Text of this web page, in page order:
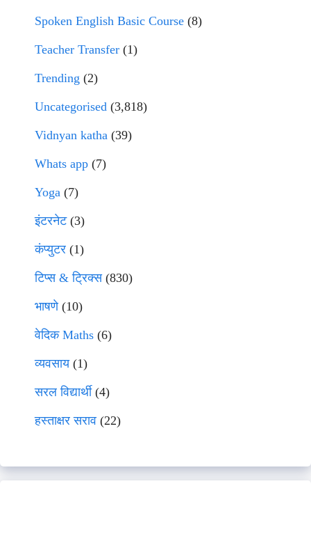
Spoken English Basic Course (8)
Teacher Transfer (1)
Trending (2)
Uncategorised (3,818)
Vidnyan katha (39)
Whats app (7)
Yoga (7)
इंटरनेट(3)
कंप्युटर (1)
टिप्स & ट्रिक्स(830)
भाषणे(10)
वेदिक Maths (6)
व्यवसाय(1)
सरल विद्यार्थी(4)
हस्ताक्षर सराव (22)